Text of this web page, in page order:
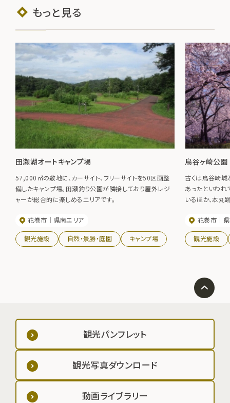
もっと見る
田瀬湖オートキャンプ場
57,000㎡の敷地に、カーサイト、フリーサイトを50区画整
備したキャンプ場。田瀬釣り公園が隣接しており屋外レジ
ャーが総合的に楽しめるエリアです。
花巻市 県南エリア
観光施設 自然・景勝・庭園 キャンプ場
鳥谷ヶ崎公園
古くは鳥谷崎
あったといわれ
いるほか、本丸
す。 花巻市
観光施設
観光パンフレット
観光写真ダウンロード
動画ライブラリー